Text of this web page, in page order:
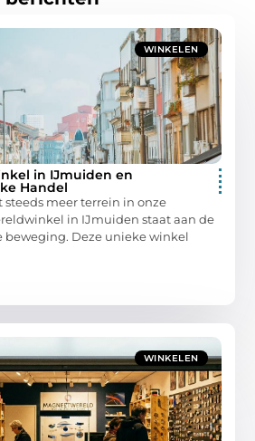
WINKELEN
in IJmuiden en
Handel
meer terrein in onze
in IJmuiden staat aan de
beweging. Deze unieke winkel
WINKELEN